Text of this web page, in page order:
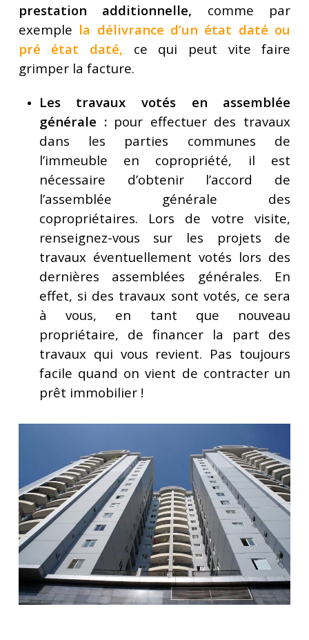
prestation additionnelle, comme par
exemple la délivrance d’un état daté ou
pré état daté, ce qui peut vite faire
grimper la facture.
Les travaux votés en assemblée
générale :pour effectuer des travaux
dans les parties communes de
l’immeuble en copropriété, il est
nécessaire d’obtenir l’accord de
l’assemblée générale des
copropriétaires. Lors de votre visite,
renseignez-vous sur les projets de
travaux éventuellement votés lors des
dernières assemblées générales. En
effet, si des travaux sont votés, ce sera
à vous, en tant que nouveau
propriétaire, de financer la part des
travaux qui vous revient. Pas toujours
facile quand on vient de contracter un
prêt immobilier !